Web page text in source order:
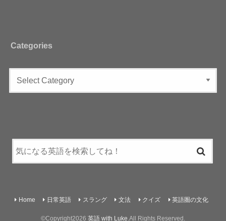
Categories
Home 日常英語 スラング 文法 クイズ 英語圏の文化
©Copyright2026 英語 with Luke.All Rights Reserved.